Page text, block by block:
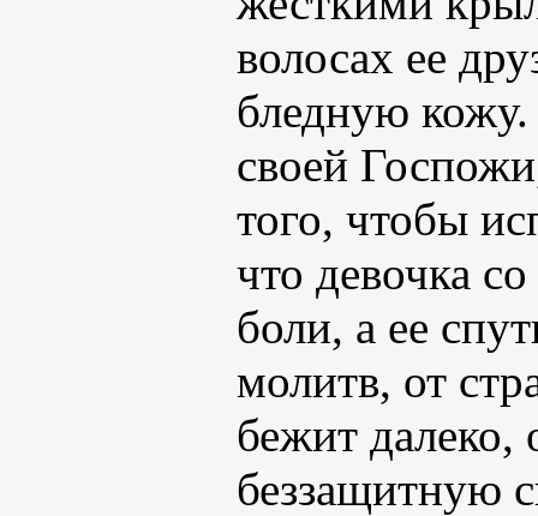
волосах ее
бледную
своей
того, чтобы
что девочка
боли, а ее
молитв, от
бежит далеко,
беззащитную